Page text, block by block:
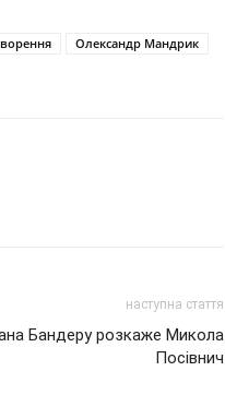
Олександр Мандрик
наступна стаття
Бандеру розкаже Микола
Посівнич